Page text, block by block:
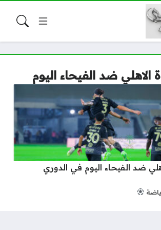
الاهلي ضد الفيحاء اليوم
ضد الفيحاء اليوم في الدوري